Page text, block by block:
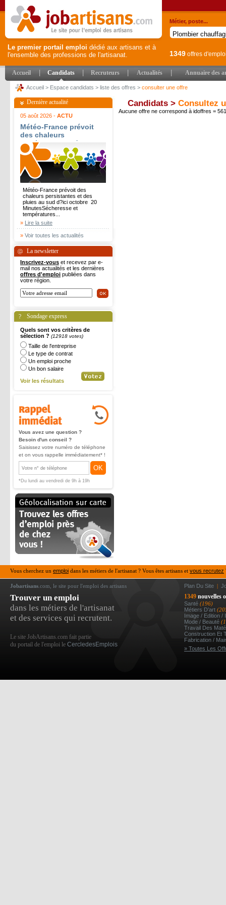
Le premier portail emploi dédié aux artisans et à
l'ensemble des professions de l'artisanat.
Métier, poste...
1349 offres
Accueil Candidats Recruteurs Actualités Annuaire des
Accueil > Espace candidats > liste des offres > consulter une offre
Dernière actualité
05 août 2026 - ACTU
Météo-France prévoit
des chaleurs
persistantes et des
pluies au sud d?ici
octobre - 20 Minutes
Météo-France prévoit des
chaleurs persistantes et des
pluies au sud d?ici octobre 20
MinutesSécheresse et
températures...
» Lire la suite
» Voir toutes les actualités
La newsletter
Inscrivez-vous et recevez par e-
mail nos actualités et les dernières
offres d'emploi publiées dans
votre région.
Sondage express
Quels sont vos critères de
sélection ? (12918 votes)
Taille de l'entreprise
Le type de contrat
Un emploi proche
Un bon salaire
Voir les résultats
Vous avez une question ?
Besoin d'un conseil ?
Saisissez votre numéro de téléphone
et on vous rappelle immédiatement* !
OK
*Du lundi au vendredi de 9h à 19h
Candidats > Consultez
Aucune offre ne correspond à idoffres =
Vous cherchez un emploi dans les métiers de l'artisanat ? Vous êtes artisans et vous recrutez
Jobartisans .com, le site pour l'emploi des artisans Plan Du Site |
Trouver un emploi
dans les métiers de l'artisanat
et des services qui recrutent.
Le site JobArtisans.com fait partie
du portail de l'emploi le CercledesEmplois
1349 nouvelles
Santé (196)
Métiers D’art
Image / Edition /
Mode / Beauté
Travail Des
Construction Et
Fabrication /
» Toutes Les